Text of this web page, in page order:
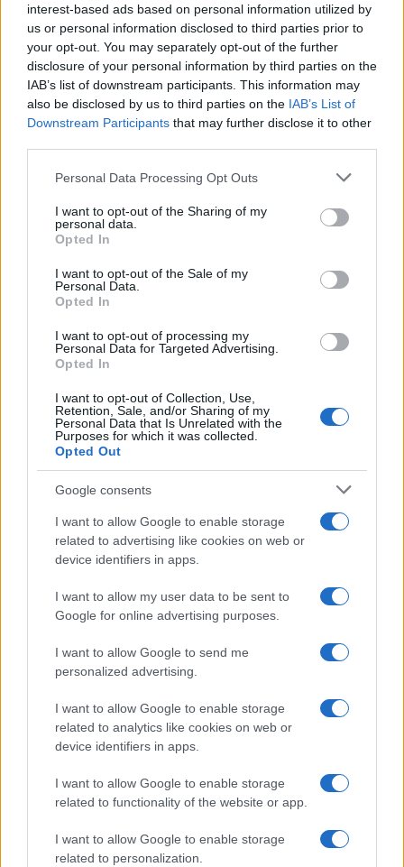
interest-based ads based on personal information utilized by
us or personal information disclosed to third parties prior to
your opt-out. You may separately opt-out of the further
disclosure of your personal information by third parties on the
IAB’s list of downstream participants. This information may
also be disclosed by us to third parties on the IAB’s List of
Downstream Participants that may further disclose it to other
Please note that this website/app uses one or more Google
not limited to your visit or usage behaviour. You may click to
grant or deny consent to Google and its third-party tags to
use your data for below specified purposes in below Google
consent section.
Personal Data Processing Opt Outs
I want to opt-out of the Sharing of my
personal data.
Opted In
I want to opt-out of the Sale of my
Personal Data.
Opted In
I want to opt-out of processing my
Personal Data for Targeted Advertising.
Opted In
I want to opt-out of Collection, Use,
Retention, Sale, and/or Sharing of my
Personal Data that Is Unrelated with the
Purposes for which it was collected.
Opted Out
Google consents
I want to allow Google to enable storage
related to advertising like cookies on web or
device identifiers in apps.
I want to allow my user data to be sent to
Google for online advertising purposes.
I want to allow Google to send me
personalized advertising.
I want to allow Google to enable storage
related to analytics like cookies on web or
device identifiers in apps.
I want to allow Google to enable storage
related to functionality of the website or app.
I want to allow Google to enable storage
related to personalization.
Kecskeméten is szakirányú továbbképzésekkel erősít a
Gál Ferenc Egyetem
Országos hírek
A lakosságra is fontos szerep hárul a
Itt az ÉVOSZ megoldása a hőhullámok és
az energiakrízis kezelésére
Országos hírek
Kultúra
Kihívások labirintusában
Országos hírek
Túlfogyasztás napja - július 30-ra
felhasználta az emberiség a Föld egész
évre elegendő erőforrásait
HÍRLEVÉL